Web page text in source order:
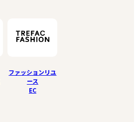
ファッションリユ
ース
EC